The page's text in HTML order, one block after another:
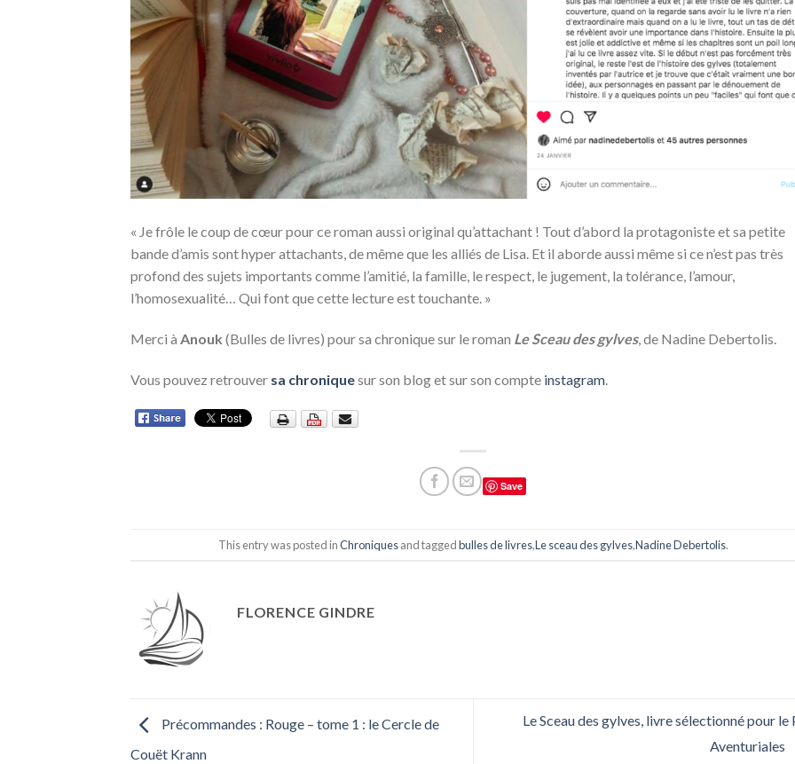
« Je frôle le coup de cœur pour ce roman aussi original qu’attachant ! Tout d’abord la protagoniste et sa petite
bande d’amis sont hyper attachants, de même que les alliés de Lisa. Et il aborde aussi même si ce n’est pas très
profond des sujets importants comme l’amitié, la famille, le respect, le jugement, la tolérance, l’amour,
l’homosexualité… Qui font que cette lecture est touchante. »
Merci à Anouk (Bulles de livres) pour sa chronique sur le roman Le Sceau des gylves, de Nadine Debertolis.
Vous pouvez retrouver sa chroniquesur son blog et sur son compte instagram.
Save
This entry was posted inChroniquesand taggedbulles de livres,Le sceau des gylves,Nadine Debertolis.
FLORENCE GINDRE
Précommandes : Rouge – tome 1 : le Cercle de
Couët Krann
Le Sceau des gylves, livre sélectionné pour le
Aventuriales